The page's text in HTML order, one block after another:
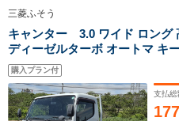
三菱ふそう
キャンター 3.0 ワイド ロング
ディーゼルターボ オートマ キ
ドウ ヘッドライトレベライザー
購入プラン付
支払総